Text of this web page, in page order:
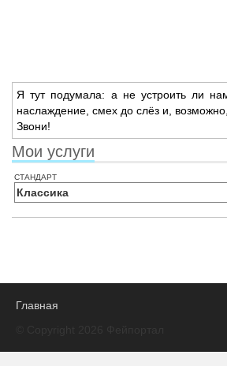
Я тут подумала: а не устроить ли
наслаждение, смех до слёз и, возможно,
Звони!
Мои услуги
стандарт
Классика
Главная